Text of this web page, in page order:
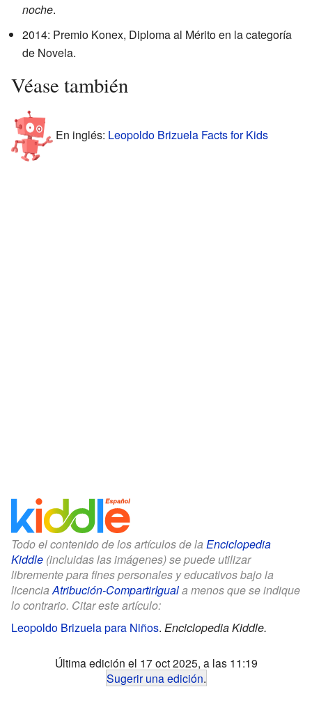
noche.
2014: Premio Konex, Diploma al Mérito en la categoría
de Novela.
Véase también
En inglés: Leopoldo Brizuela Facts for Kids
Todo el contenido de los artículos de la Enciclopedia
Kiddle (incluidas las imágenes) se puede utilizar
libremente para fines personales y educativos bajo la
licenciaAtribución-CompartirIguala menos que se indique
lo contrario. Citar este artículo:
Leopoldo Brizuela para Niños. Enciclopedia Kiddle.
Última edición el 17 oct 2025, a las 11:19
Sugerir una edición.